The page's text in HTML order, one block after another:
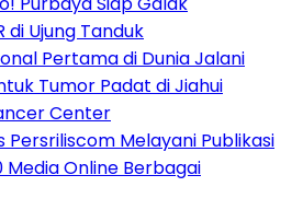
di Ujung Tanduk
Pertama di Dunia Jalani
Tumor Padat di Jiahui
Center
Persriliscom Melayani Publikasi
Media Online Berbagai